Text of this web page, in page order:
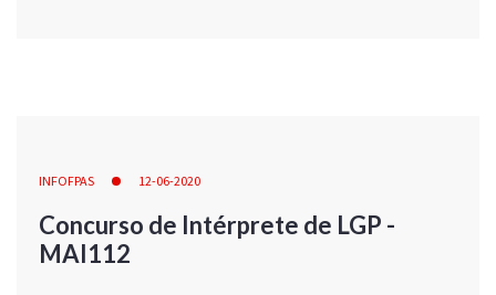
INFOFPAS 12-06-2020
Concurso de Intérprete de LGP -
MAI112